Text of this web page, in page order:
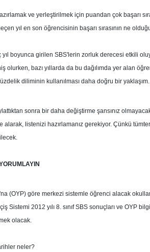
ve yerleştirilmek için puandan çok başarı
yıl en son öğrencisinin başarı sırasının ne
yıl boyunca girilen SBS'lerin zorluk derecesi etkili
olurken, bazı yıllarda da bu dağılımda yer alan
diliminin kullanılması daha doğru bir yaklaşım.
sonra bir daha değiştirme şansınız
listenizi hazırlamanız gerekiyor. Çünkü
(OYP) göre merkezi sistemle öğrenci alacak
Sistemi 2012 yılı 8. sınıf SBS sonuçları ve OYP
olacak.
neler?